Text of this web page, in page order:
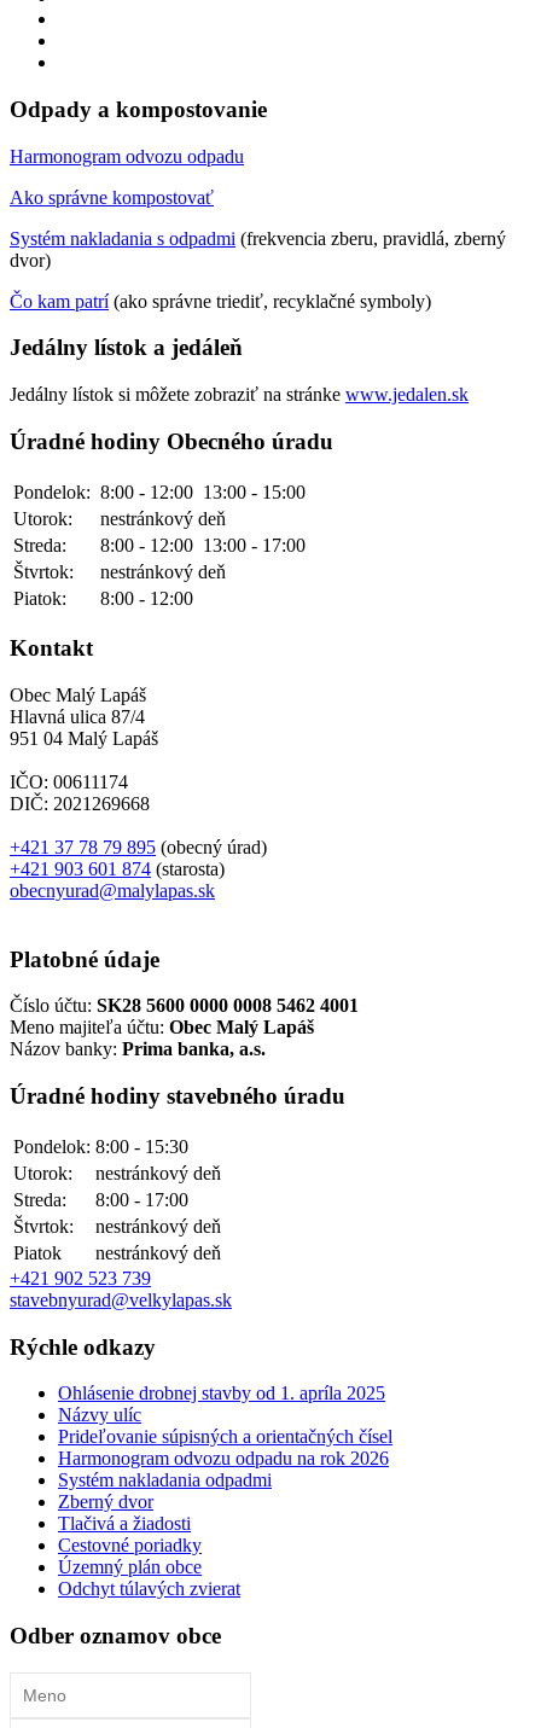
Odpady a kompostovanie
Harmonogram odvozu odpadu
Ako správne kompostovať
Systém nakladania s odpadmi (frekvencia zberu, pravidlá, zberný
dvor)
Čo kam patrí(ako správne triediť, recyklačné symboly)
Jedálny lístok a jedáleň
Jedálny lístok si môžete zobraziť na stránke www.jedalen.sk
Úradné hodiny Obecného úradu
Pondelok: 8:00 - 12:00 13:00 - 15:00
Utorok:
nestránkový deň
Streda:
8:00 - 12:00 13:00 - 17:00
Štvrtok:
nestránkový deň
Piatok:
8:00 - 12:00
Kontakt
Obec Malý Lapáš
Hlavná ulica 87/4
951 04 Malý Lapáš
IČO: 00611174
DIČ: 2021269668
+421 37 78 79 895 (obecný úrad)
+421 903 601 874 (starosta)
obecnyurad@malylapas.sk
Platobné údaje
Číslo účtu: SK28 5600 0000 0008 5462 4001
Meno majiteľa účtu: Obec Malý Lapáš
Názov banky: Prima banka, a.s.
Úradné hodiny stavebného úradu
Pondelok: 8:00 - 15:30
Utorok:
nestránkový deň
Streda:
8:00 - 17:00
Štvrtok:
nestránkový deň
Piatok
nestránkový deň
+421 902 523 739
stavebnyurad@velkylapas.sk
Rýchle odkazy
Ohlásenie drobnej stavby od 1. apríla 2025
Názvy ulíc
Prideľovanie súpisných a orientačných čísel
Harmonogram odvozu odpadu na rok 2026
Systém nakladania odpadmi
Zberný dvor
Tlačivá a žiadosti
Cestovné poriadky
Územný plán obce
Odchyt túlavých zvierat
Odber oznamov obce